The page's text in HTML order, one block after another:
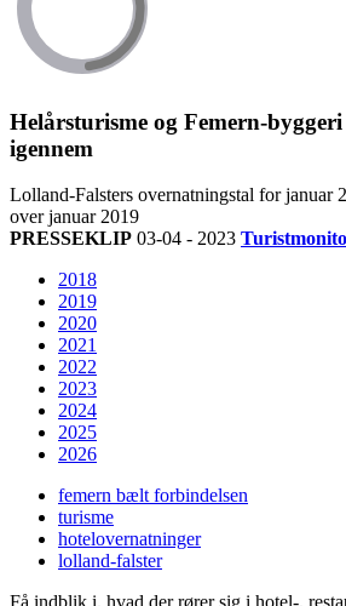
Helårsturisme og Femern-
igennem
Lolland-Falsters overnatningstal for januar
over januar 2019
PRESSEKLIP 03-04 - 2023
2018
2019
2020
2021
2022
2023
2024
2025
2026
femern bælt forbindelsen
turisme
hotelovernatninger
lolland-falster